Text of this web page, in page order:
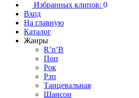
Избранных клипов: 0
Вход
На главную
Каталог
Жанры
R’n’B
Поп
Рок
Рэп
Танцевальная
Шансон